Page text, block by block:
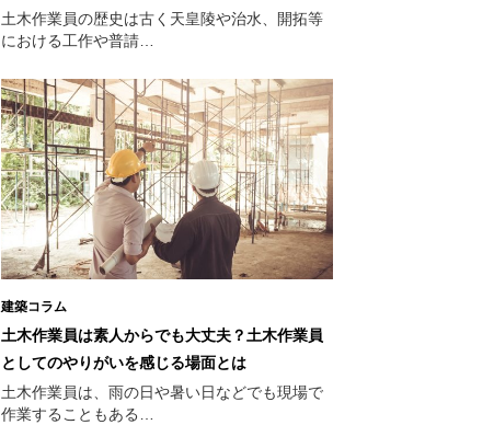
土木作業員の歴史は古く天皇陵や治水、開拓等
における工作や普請…
建築コラム
土木作業員は素人からでも大丈夫？土木作業員
としてのやりがいを感じる場面とは
土木作業員は、雨の日や暑い日などでも現場で
作業することもある…